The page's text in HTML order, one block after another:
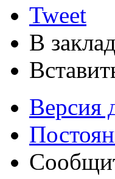
Tweet
В
Версия